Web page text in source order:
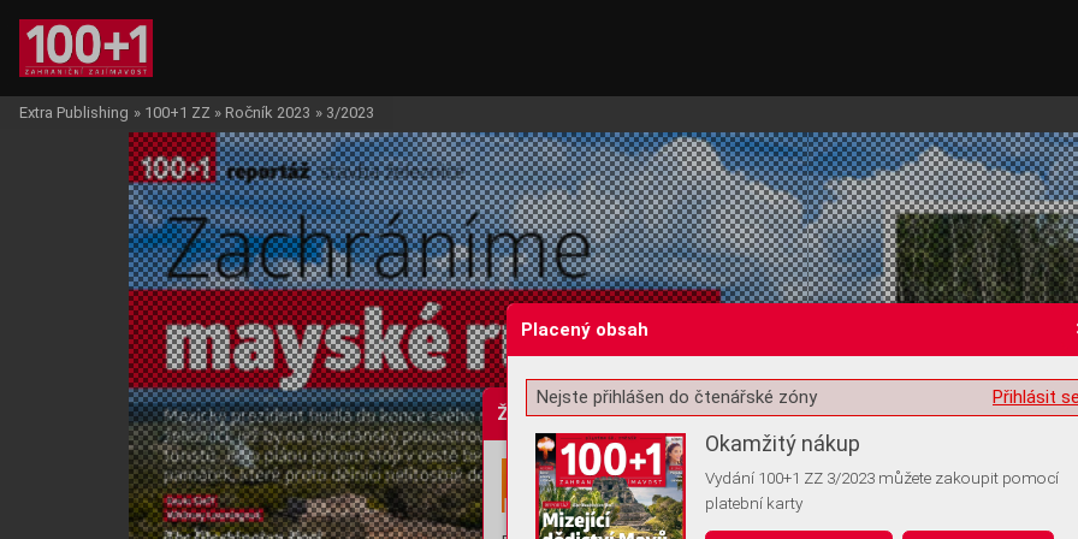
Žádost o souhlas s ukládáním volitelných informací
Extra Publishing » 100+1 ZZ » Ročník 2023 » 3/2023
Placený obsah
Přihlásit
Nejste přihlášen do čtenářské zóny
Okamžitý nákup
Vydání 100+1 ZZ 3/2023 můžete zakoupit pomocí
platební karty